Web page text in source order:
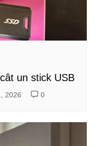
un stick USB
2026 0